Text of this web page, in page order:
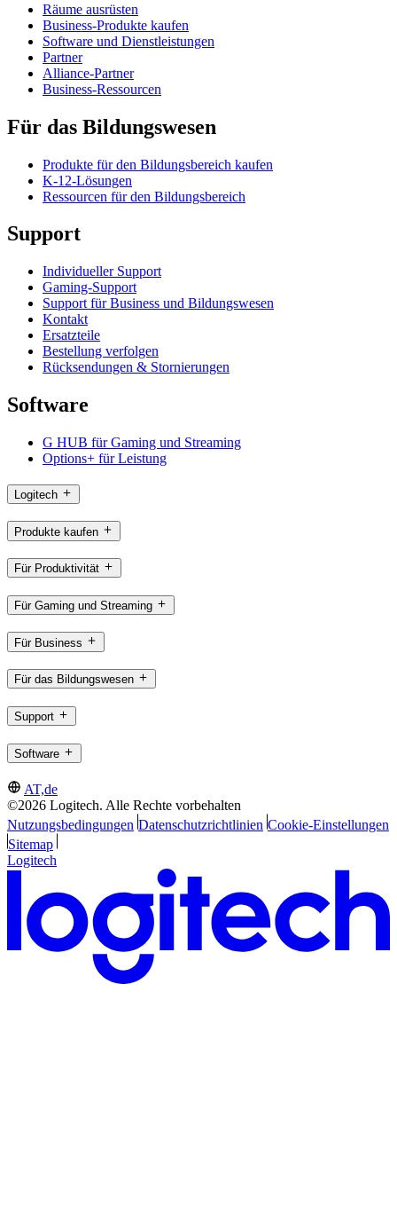
Räume ausrüsten
Business-Produkte kaufen
Software und Dienstleistungen
Partner
Alliance-Partner
Business-Ressourcen
Für das Bildungswesen
Produkte für den Bildungsbereich kaufen
K-12-Lösungen
Ressourcen für den Bildungsbereich
Support
Individueller Support
Gaming-Support
Support für Business und Bildungswesen
Kontakt
Ersatzteile
Bestellung verfolgen
Rücksendungen & Stornierungen
Software
G HUB für Gaming und Streaming
Options+ für Leistung
Logitech
Produkte kaufen
Für Produktivität
Für Gaming und Streaming
Für Business
Für das Bildungswesen
Support
Software
AT,de
©2026 Logitech. Alle Rechte vorbehalten
Nutzungsbedingungen Datenschutzrichtlinien Cookie-Einstellungen
Sitemap
Logitech